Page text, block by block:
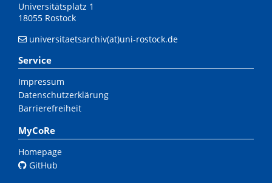
Universitätsplatz 1
18055 Rostock
universitaetsarchiv(at)uni-rostock.de
Service
Impressum
Datenschutzerklärung
Barrierefreiheit
MyCoRe
Homepage
GitHub